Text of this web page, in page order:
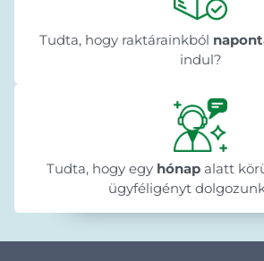
Tudta, hogy raktárainkból
indul?
Tudta, hogy egy hónap alatt
ügyféligényt